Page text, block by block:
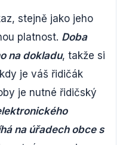
stejně jako jeho
platnost. Doba
na dokladu, takže si
je váš řidičák
je nutné řidičský
na úřadech obce s